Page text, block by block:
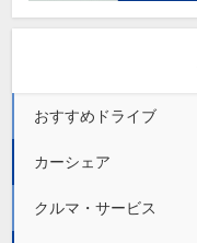
おすすめドライブ
カーシェア
クルマ・サービス